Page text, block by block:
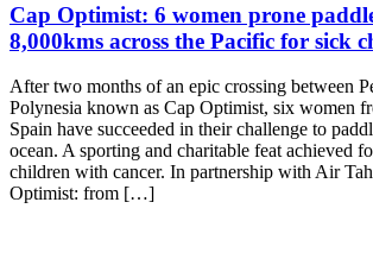
Cap Optimist: 6 women prone
8,000kms across the Pacific for sick
After two months of an epic crossing between
Polynesia known as Cap Optimist, six women
Spain have succeeded in their challenge to
ocean. A sporting and charitable feat achieved
children with cancer. In partnership with Air
Optimist: from […]